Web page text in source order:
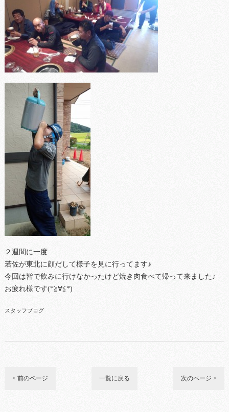
２週間に一度
若佐が東北に顔だして様子を見に行ってます♪
今回は皆で飲みに行けなかったけど焼き肉食べて帰って来ました♪
お疲れ様です(*≧∀≦*)
スタッフブログ
< 前のページ 一覧に戻る 次のページ >